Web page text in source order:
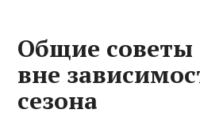
Общие советы
вне
сезона